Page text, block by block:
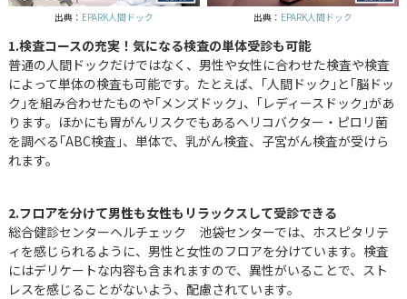
出典： EPARK人間ドック 出典： EPARK人間ドック
1.検査コースの充実！気になる検査の単体受診も可能
普通の人間ドックだけではなく、男性や女性に合わせた検査や検査
によって単体の検査も可能です。たとえば、｢人間ドック｣と｢脳ドッ
ク｣を組み合わせたものや｢メンズドック｣、｢レディースドック｣があ
ります。ほかにも胃がんリスクでもあるヘリコバクター・ピロリ菌
を調べる｢ABC検査｣、単体で、乳がん検査、子宮がん検査が受けら
れます。
2.フロアを分けて男性も女性もリラックスして受診できる
総合健診センターヘルチェック 池袋センターでは、ホスピタリテ
ィを感じられるように、男性と女性のフロアを分けています。検査
にはデリケートな内容も含まれますので、異性がいることで、スト
レスを感じることがないよう、配慮されています。